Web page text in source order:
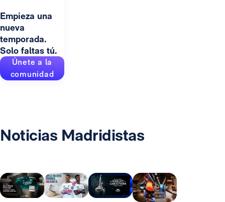
Empieza una
nueva
temporada.
Solo faltas tú.
Únete a la
comunidad
Noticias Madridistas